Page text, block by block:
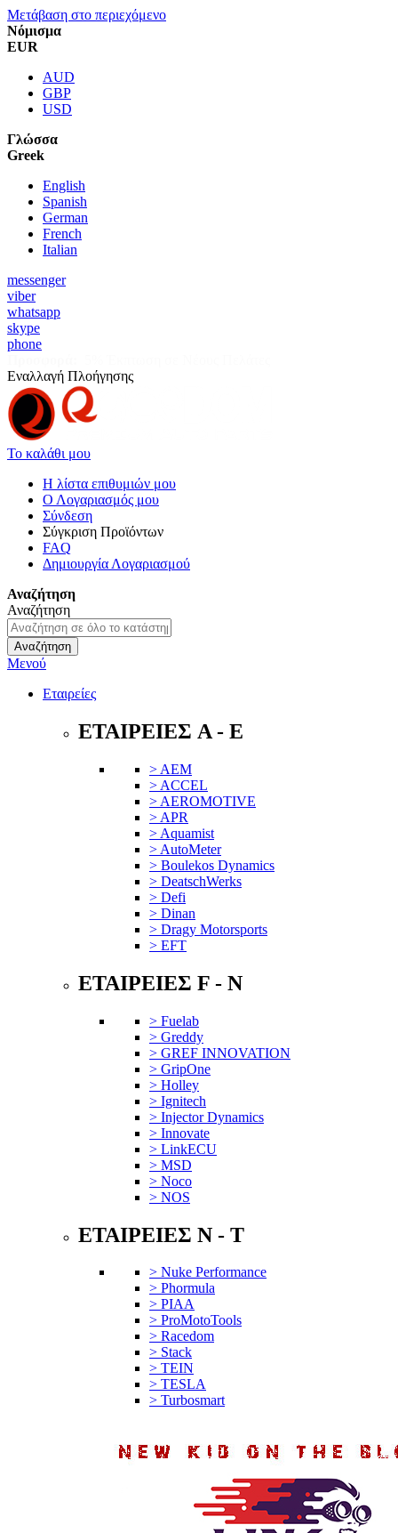
Μετάβαση στο περιεχόμενο
Νόμισμα
EUR
AUD
GBP
USD
Γλώσσα
Greek
English
Spanish
German
French
Italian
messenger
viber
whatsapp
skype
phone
Εναλλαγή Πλοήγησης
Το καλάθι μου
Η λίστα επιθυμιών μου
Ο Λογαριασμός μου
Σύνδεση
Σύγκριση Προϊόντων
FAQ
Δημιουργία Λογαριασμού
Αναζήτηση
Αναζήτηση
Αναζήτηση
Μενού
Εταιρείες
ΕΤΑΙΡΕΙΕΣ A - E
> AEM
> ACCEL
> AEROMOTIVE
> APR
> Aquamist
> AutoMeter
> Boulekos Dynamics
> DeatschWerks
> Defi
> Dinan
> Dragy Motorsports
> EFT
ΕΤΑΙΡΕΙΕΣ F - N
> Fuelab
> Greddy
> GREF INNOVATION
> GripOne
> Holley
> Ignitech
> Injector Dynamics
> Innovate
> LinkECU
> MSD
> Noco
> NOS
ΕΤΑΙΡΕΙΕΣ N - T
> Nuke Performance
> Phormula
> PIAA
> ProMotoTools
> Racedom
> Stack
> TEIN
> TESLA
> Turbosmart